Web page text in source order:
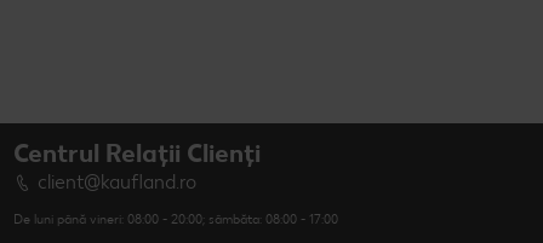
Centrul Relații Clienți
client@kaufland.ro
De luni până vineri: 08:00 - 20:00; sâmbăta: 08:00 - 17:00